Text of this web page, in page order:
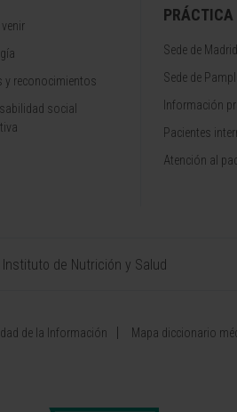
y reconocimientos
social
PRÁCTICA
Sede de Madrid
Sede de
Información
Pacientes
Atención al
Instituto de Nutrición y Salud
de la Información Mapa diccionario